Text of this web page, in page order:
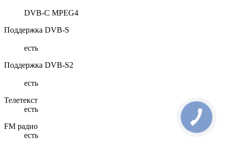
DVB-C MPEG4
Поддержка DVB-S
есть
Поддержка DVB-S2
есть
Телетекст
есть
FM радио
есть